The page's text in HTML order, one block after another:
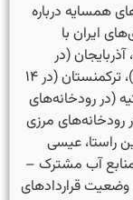
همسایه درباره
ایران با
(در
رودخانه­‌های ارس)، ارمنستان (در رودخانه ارس)، ترکمنستان (در ۱۴
(در رودخانه‌های
رودخانه‌های مرزی
راستا، عیسی
منابع آب مشترک –
وضعیت قراردادهای